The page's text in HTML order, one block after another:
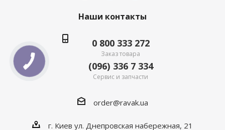
Наши контакты
0 800 333 272
Заказ товара
(096) 336 7 334
Сервис и запчасти
order@ravak.ua
г. Киев ул. Днепровская набережная, 21